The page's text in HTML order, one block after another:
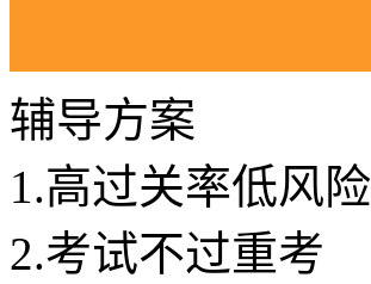
辅导方案
1.高过关率低风险
2.考试不过重考